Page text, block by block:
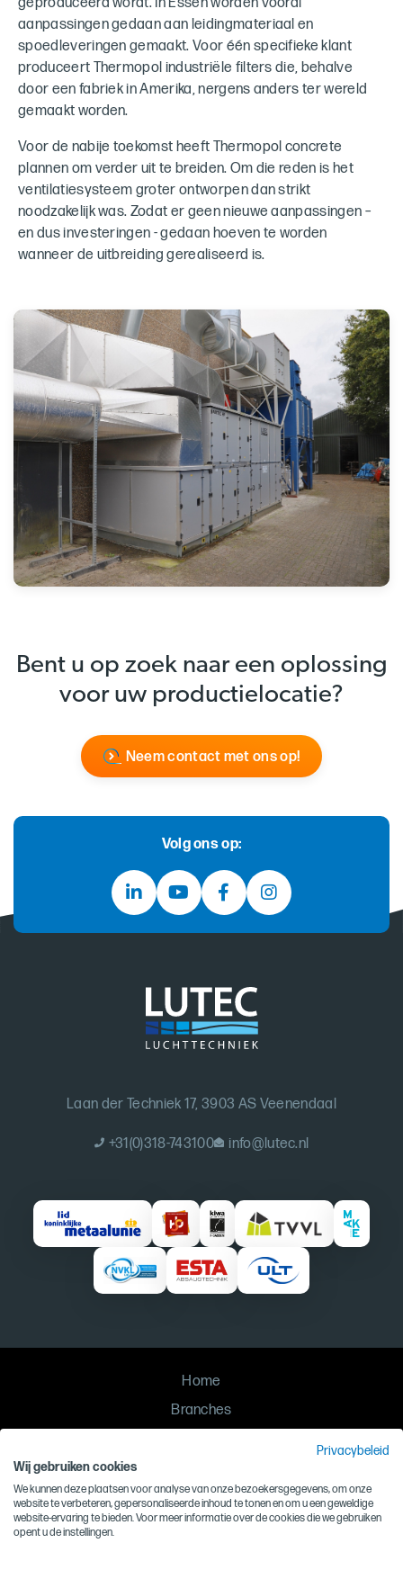
aanpassingen gedaan aan leidingmateriaal en
spoedleveringen gemaakt. Voor één specifieke klant
produceert Thermopol industriële filters die, behalve
door een fabriek in Amerika, nergens anders ter wereld
gemaakt worden.
Voor de nabije toekomst heeft Thermopol concrete
plannen om verder uit te breiden. Om die reden is het
ventilatiesysteem groter ontworpen dan strikt
noodzakelijk was. Zodat er geen nieuwe aanpassingen –
en dus investeringen - gedaan hoeven te worden
wanneer de uitbreiding gerealiseerd is.
Bent u op zoek naar een oplossing
voor uw productielocatie?
Neem contact met ons op!
Volg ons op:
Laan der Techniek 17, 3903 AS Veenendaal
+31(0)318-743100 info@lutec.nl
Home
Branches
Privacy
Algemene voorwaarden
Privacybeleid
Wij gebruiken cookies
We kunnen deze plaatsen voor analyse van onze bezoekersgegevens, om onze
website te verbeteren, gepersonaliseerde inhoud te tonen en om u een geweldige
website-ervaring te bieden. Voor meer informatie over de cookies die we gebruiken
opent u de instellingen.